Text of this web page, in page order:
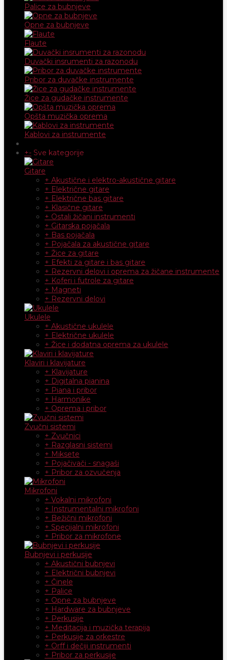
Palice za bubnjeve
Opne za bubnjeve
Flaute
Duvački insrumenti za razonodu
Pribor za duvačke instrumente
Žice za gudačke instrumente
Opšta muzička oprema
Kablovi za instrumente
+- Sve kategorije
Gitare
+ Akustične i elektro-akustične gitare
+ Električne gitare
+ Električne bas gitare
+ Klasične gitare
+ Ostali žičani instrumenti
+ Gitarska pojačala
+ Bas pojačala
+ Pojačala za akustične gitare
+ Žice za gitare
+ Efekti za gitare i bas gitare
+ Rezervni delovi i oprema za žičane instrumente
+ Koferi i futrole za gitare
+ Magneti
+ Rezervni delovi
Ukulele
+ Akustične ukulele
+ Električne ukulele
+ Žice i dodatna oprema za ukulele
Klaviri i klavijature
+ Klavijature
+ Digitalna pianina
+ Piana i pribor
+ Harmonike
+ Oprema i pribor
Zvučni sistemi
+ Zvučnici
+ Razglasni sistemi
+ Miksete
+ Pojačivači - snagaši
+ Pribor za ozvučenja
Mikrofoni
+ Vokalni mikrofoni
+ Instrumentalni mikrofoni
+ Bežični mikrofoni
+ Specijalni mikrofoni
+ Pribor za mikrofone
Bubnjevi i perkusije
+ Akustični bubnjevi
+ Električni bubnjevi
+ Činele
+ Palice
+ Opne za bubnjeve
+ Hardware za bubnjeve
+ Perkusije
+ Meditacija i muzička terapija
+ Perkusije za orkestre
+ Orff i dečiji instrumenti
+ Pribor za perkusije